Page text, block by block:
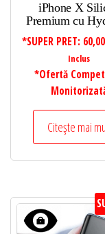
iPhone X
Premium cu
*SUPER PRET: 60,00
Inclus
*Ofertă
Citește mai